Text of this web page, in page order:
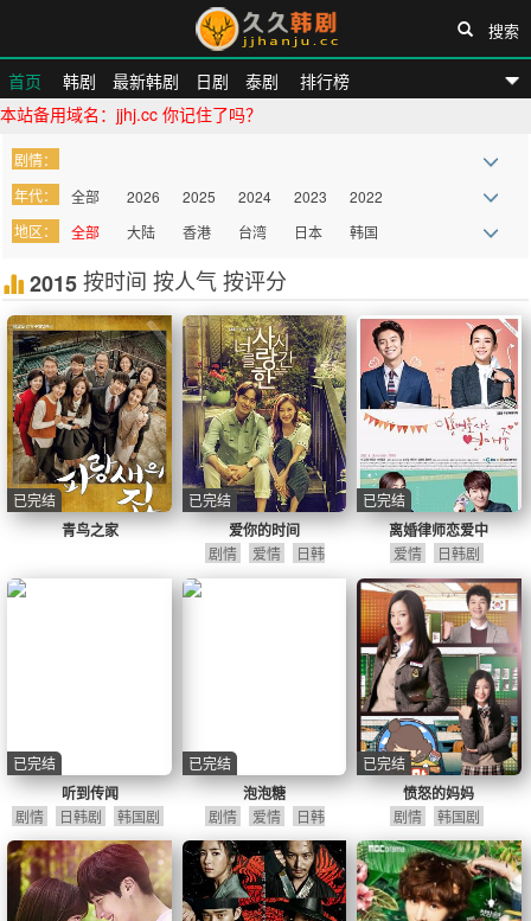
久久韩剧网
首页 韩剧 最新韩剧 日剧 泰剧 排行榜
搜索
本站备用域名：jjhj.cc 你记住了吗？
剧情：
年代：
全部 2026 2025 2024 2023 2022
2021 2020 2019 2018 2017 2016
2015 2014 2013 2012
more
地区： 全部 大陆 香港 台湾 日本 韩国
欧美 泰国 其他
2015按时间 按人气 按评分
青鸟之家
已完结
爱你的时间
已完结
剧情 爱情
日韩
剧
韩国剧
离婚律师恋爱中
已完结
爱情 日韩剧
听到传闻
已完结
剧情 日韩剧 韩国剧
泡泡糖
已完结
剧情 爱情
日韩
剧
韩国剧
愤怒的妈妈
已完结
剧情 韩国剧